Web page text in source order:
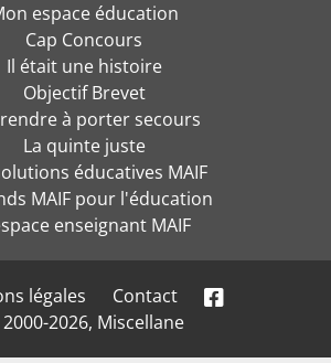
espace éducation
Cap Concours
Il était une histoire
Objectif Brevet
à porter secours
La quinte juste
éducatives MAIF
MAIF pour l'éducation
enseignant MAIF
légales
Contact
2026, Miscellane